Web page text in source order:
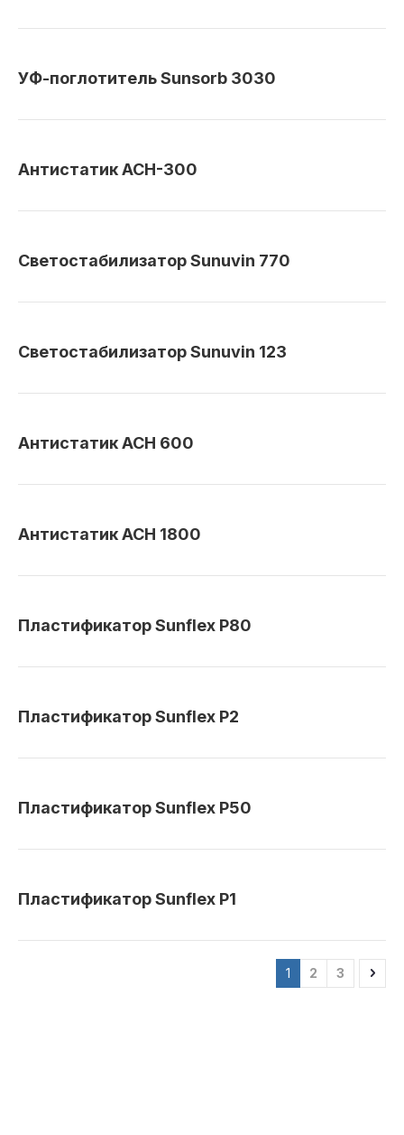
УФ-поглотитель Sunsorb 3030
Антистатик АСН-300
Светостабилизатор Sunuvin 770
Светостабилизатор Sunuvin 123
Антистатик АСН 600
Антистатик АСН 1800
Пластификатор Sunflex P80
Пластификатор Sunflex P2
Пластификатор Sunflex P50
Пластификатор Sunflex P1
1 2 3